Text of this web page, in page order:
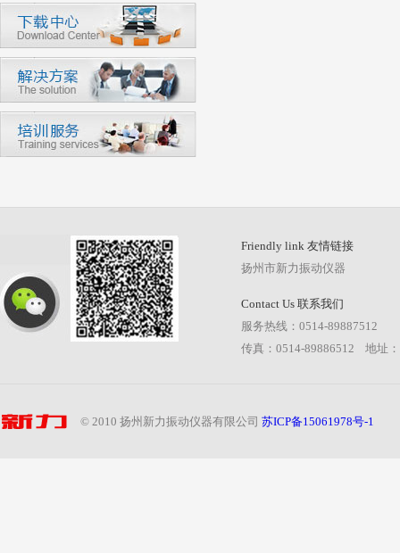
Friendly link 友情链接
扬州市新力振动仪器
Contact Us 联系我们
服务热线：0514-89887512
传真：0514-89886512 地址
© 2010 扬州新力振动仪器有限公司 苏ICP备15061978号-1